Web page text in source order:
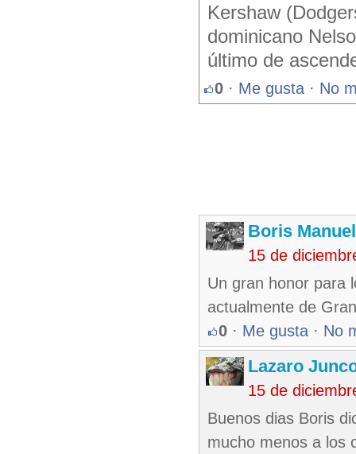
Kershaw
dominicano
último de
0 · Me gusta · No
Boris
15 de
Un gran honor para
actualmente de
0 · Me gusta · No
Lazaro
15 de
Buenos dias Boris
mucho menos a los